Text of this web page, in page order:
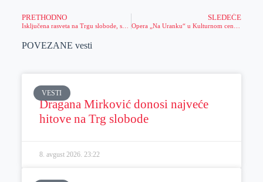
PRETHODNO
Isključena rasveta na Trgu slobode, saznajte zašto
SLEDEĆE
POVEZANE vesti
VESTI
Dragana Mirković donosi najveće
hitove na Trg slobode
8. avgust 2026. 23:22